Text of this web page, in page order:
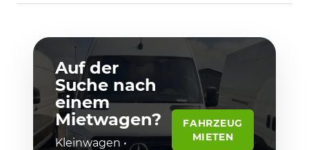
Auf der
Suche nach
einem
Mietwagen?
Kleinwagen •
FAHRZEUG
MIETEN